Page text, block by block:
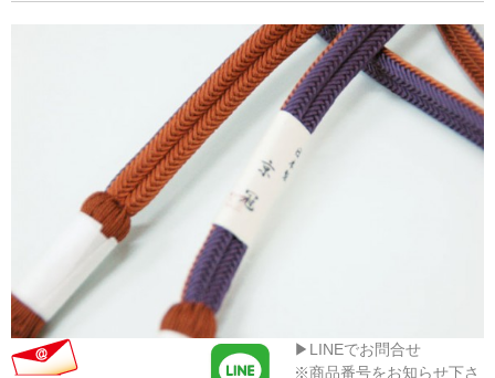
▶LINEでお問合せ
※商品番号をお知らせ下さ